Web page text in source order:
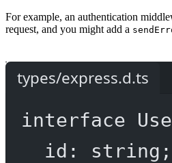
For example, an authentication
request, and you might add a
types/express.d.ts
interface
id : string ;